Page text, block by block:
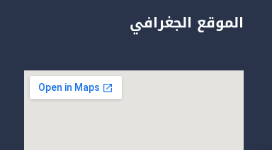
الموقع الجغرافي